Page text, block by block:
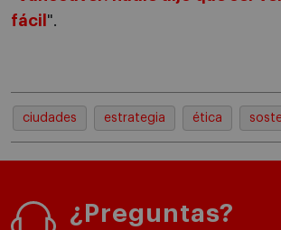
fácil ".
ciudades estrategia ética
¿Preguntas?